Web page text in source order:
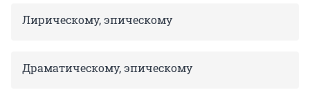
Лирическому, эпическому
Драматическому, эпическому